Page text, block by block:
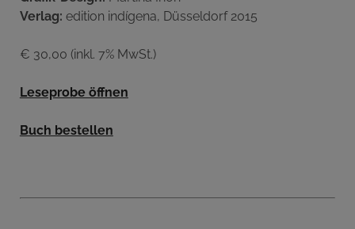
Verlag: edition indígena, Düsseldorf 2015
€ 30,00 (inkl. 7% MwSt.)
Leseprobe öffnen
Buch bestellen